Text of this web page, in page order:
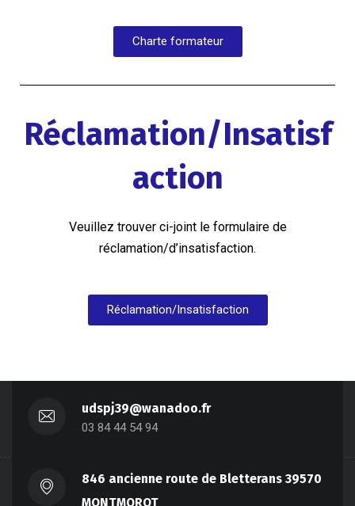
Charte formateur
Réclamation/Insatisf
action
Veuillez trouver ci-joint le formulaire de
réclamation/d’insatisfaction.
Réclamation/Insatisfaction
udspj39@wanadoo.fr
03 84 44 54 94
846 ancienne route de Bletterans 39570
MONTMOROT